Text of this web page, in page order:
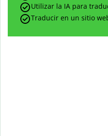
Utilizar la IA para
Traducir en un sitio